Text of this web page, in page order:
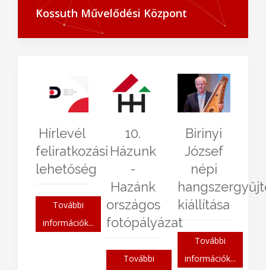
Kossuth Művelődési Központ
Hírlevél
feliratkozási
lehetőség
További
információk...
10.
Házunk
-
Hazánk
országos
fotópályázat
További
Birinyi
József
népi
kiállítása
További
információk...